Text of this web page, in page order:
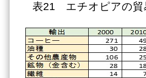
表21 エチオピアの貿